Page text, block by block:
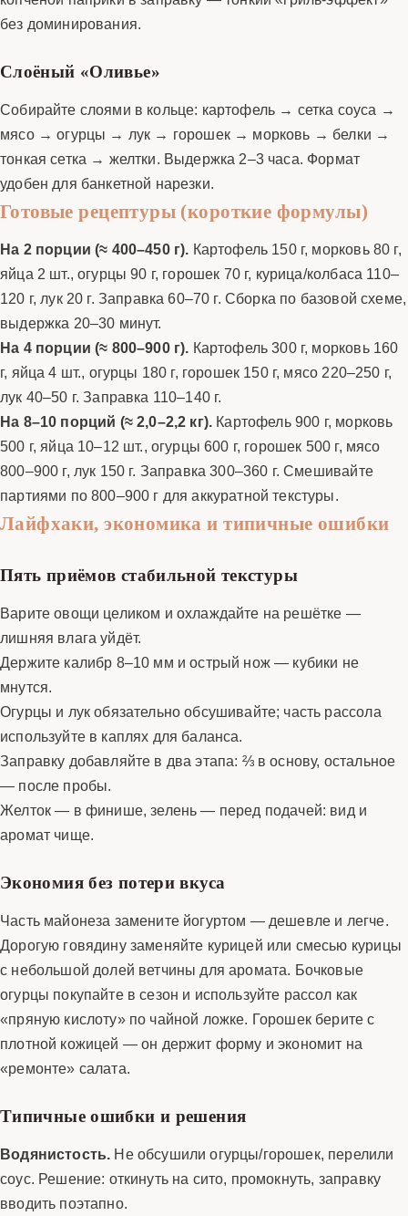
без доминирования.
Слоёный «Оливье»
Собирайте слоями в кольце: картофель → сетка соуса →
мясо → огурцы → лук → горошек → морковь → белки →
тонкая сетка → желтки. Выдержка 2–3 часа. Формат
удобен для банкетной нарезки.
Готовые рецептуры (короткие формулы)
На 2 порции (≈ 400–450 г). Картофель 150 г, морковь 80 г,
яйца 2 шт., огурцы 90 г, горошек 70 г, курица/колбаса 110–
120 г, лук 20 г. Заправка 60–70 г. Сборка по базовой схеме,
выдержка 20–30 минут.
На 4 порции (≈ 800–900 г). Картофель 300 г, морковь 160
г, яйца 4 шт., огурцы 180 г, горошек 150 г, мясо 220–250 г,
лук 40–50 г. Заправка 110–140 г.
На 8–10 порций (≈ 2,0–2,2 кг). Картофель 900 г, морковь
500 г, яйца 10–12 шт., огурцы 600 г, горошек 500 г, мясо
800–900 г, лук 150 г. Заправка 300–360 г. Смешивайте
партиями по 800–900 г для аккуратной текстуры.
Лайфхаки, экономика и типичные ошибки
Пять приёмов стабильной текстуры
Варите овощи целиком и охлаждайте на решётке —
лишняя влага уйдёт.
Держите калибр 8–10 мм и острый нож — кубики не
мнутся.
Огурцы и лук обязательно обсушивайте; часть рассола
используйте в каплях для баланса.
Заправку добавляйте в два этапа: ⅔ в основу, остальное
— после пробы.
Желток — в финише, зелень — перед подачей: вид и
аромат чище.
Экономия без потери вкуса
Часть майонеза замените йогуртом — дешевле и легче.
Дорогую говядину заменяйте курицей или смесью курицы
с небольшой долей ветчины для аромата. Бочковые
огурцы покупайте в сезон и используйте рассол как
«пряную кислоту» по чайной ложке. Горошек берите с
плотной кожицей — он держит форму и экономит на
«ремонте» салата.
Типичные ошибки и решения
Водянистость. Не обсушили огурцы/горошек, перелили
соус. Решение: откинуть на сито, промокнуть, заправку
вводить поэтапно.